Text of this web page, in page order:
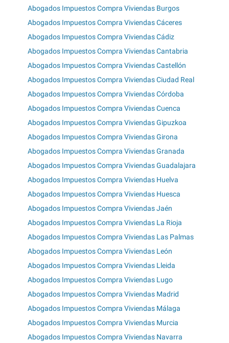
Abogados Impuestos Compra Viviendas Burgos
Abogados Impuestos Compra Viviendas Cáceres
Abogados Impuestos Compra Viviendas Cádiz
Abogados Impuestos Compra Viviendas Cantabria
Abogados Impuestos Compra Viviendas Castellón
Abogados Impuestos Compra Viviendas Ciudad Real
Abogados Impuestos Compra Viviendas Córdoba
Abogados Impuestos Compra Viviendas Cuenca
Abogados Impuestos Compra Viviendas Gipuzkoa
Abogados Impuestos Compra Viviendas Girona
Abogados Impuestos Compra Viviendas Granada
Abogados Impuestos Compra Viviendas Guadalajara
Abogados Impuestos Compra Viviendas Huelva
Abogados Impuestos Compra Viviendas Huesca
Abogados Impuestos Compra Viviendas Jaén
Abogados Impuestos Compra Viviendas La Rioja
Abogados Impuestos Compra Viviendas Las Palmas
Abogados Impuestos Compra Viviendas León
Abogados Impuestos Compra Viviendas Lleida
Abogados Impuestos Compra Viviendas Lugo
Abogados Impuestos Compra Viviendas Madrid
Abogados Impuestos Compra Viviendas Málaga
Abogados Impuestos Compra Viviendas Murcia
Abogados Impuestos Compra Viviendas Navarra